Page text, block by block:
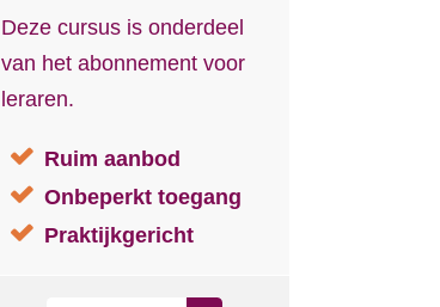
Deze cursus is onderdeel
van het abonnement voor
leraren.
Ruim aanbod
Onbeperkt toegang
Praktijkgericht